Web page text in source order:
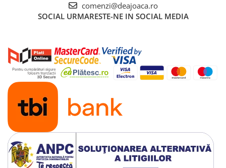
comenzi@deajoaca.ro
SOCIAL URMARESTE-NE IN SOCIAL MEDIA